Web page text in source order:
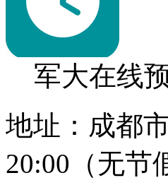
军大在线
地址：成都
20:00（无节